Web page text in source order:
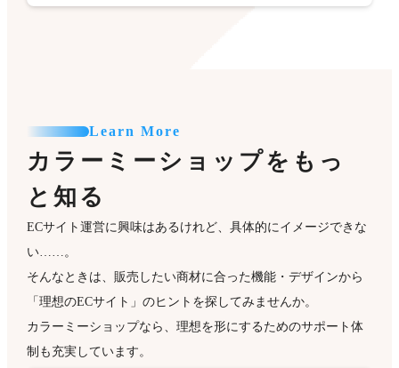
Learn More
カラーミーショップをもっ
と知る
ECサイト運営に興味はあるけれど、具体的にイメージできな
い……。
そんなときは、販売したい商材に合った機能・デザインから
「理想のECサイト」のヒントを探してみませんか。
カラーミーショップなら、理想を形にするためのサポート体
制も充実しています。